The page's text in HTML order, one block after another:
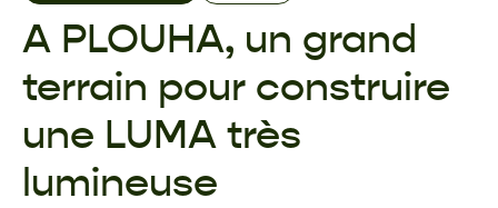
A PLOUHA, un grand
terrain pour construire
une LUMA très
lumineuse